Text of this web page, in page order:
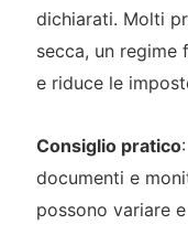
dichiarati. Molti
secca, un regime
e riduce le
Consiglio pratico
documenti e
possono variare